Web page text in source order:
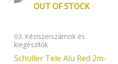
OUT OF STOCK
03. Kéziszerszámok és
kiegészítők
Schuller Tele Alu Red 2m-